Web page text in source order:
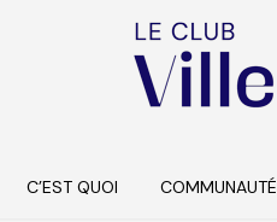
C’EST QUOI COMMUNAUTÉ